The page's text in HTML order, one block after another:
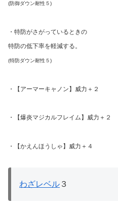
(防御ダウン耐性５)
・特防がさがっているときの
特防の低下率を軽減する。
(特防ダウン耐性５)
・【アーマーキャノン】威力＋２
・【爆炎マジカルフレイム】威力＋２
・【かえんほうしゃ】威力＋４
わざレベル ３